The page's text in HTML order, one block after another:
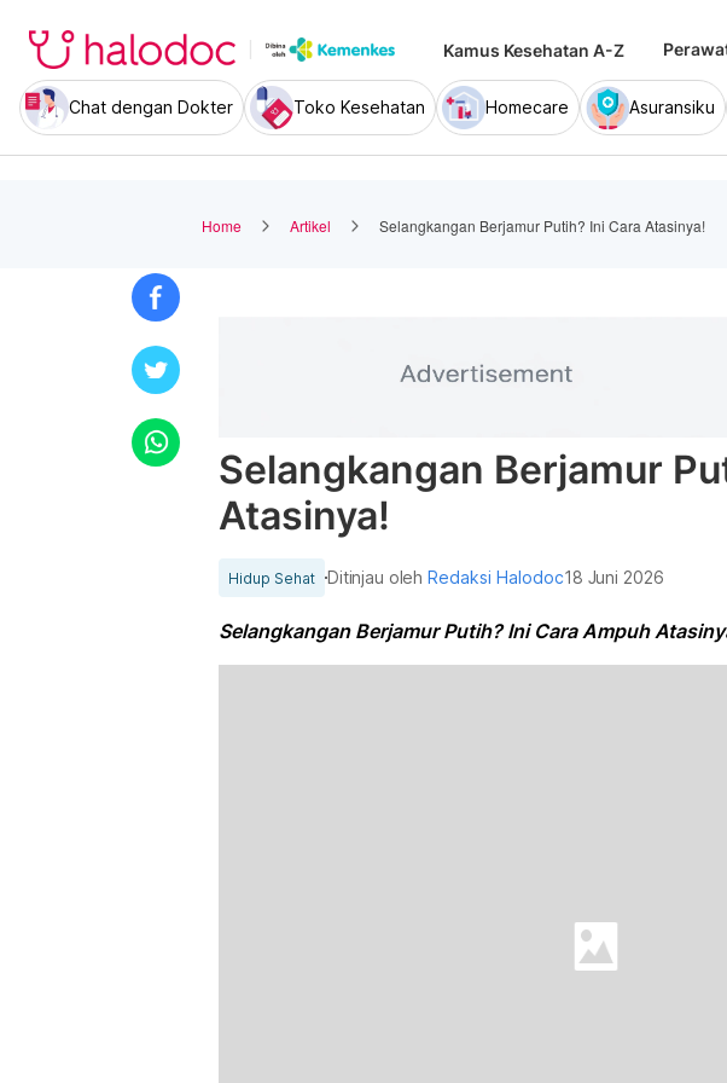
Kamus Kesehatan A-Z
Chat dengan Dokter Toko Kesehatan Homecare Asuransiku
Home Artikel Selangkangan Berjamur Putih? Ini Cara Atasinya!
Selangkangan Berjamur
Atasinya!
Hidup Sehat Ditinjau olehRedaksi Halodoc18 Juni 2026
Selangkangan Berjamur Putih? Ini Cara Ampuh